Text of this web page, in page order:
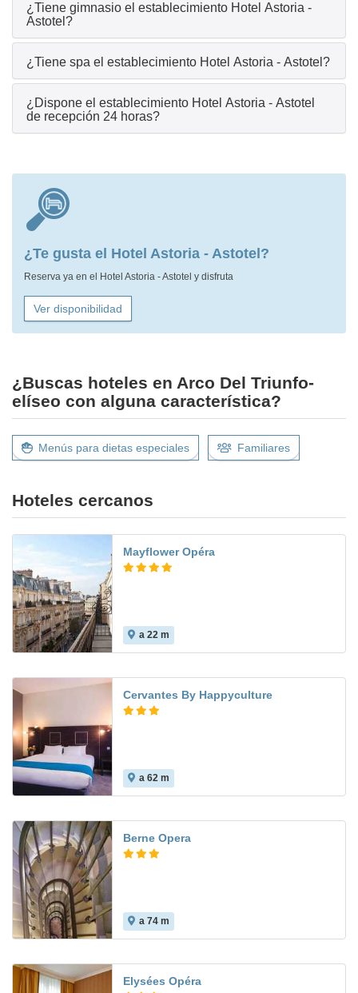
¿Tiene gimnasio el establecimiento Hotel Astoria -
Astotel?
¿Tiene spa el establecimiento Hotel Astoria - Astotel?
¿Dispone el establecimiento Hotel Astoria - Astotel
de recepción 24 horas?
¿Te gusta el Hotel Astoria - Astotel?
Reserva ya en el Hotel Astoria - Astotel y disfruta
Ver disponibilidad
¿Buscas hoteles en Arco Del Triunfo-
elíseo con alguna característica?
Menús para dietas especiales Familiares
Hoteles cercanos
Mayflower Opéra
a 22 m
Cervantes By Happyculture
a 62 m
Berne Opera
a 74 m
Elysées Opéra